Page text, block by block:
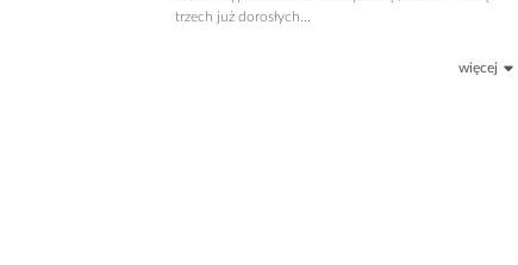
trzech już dorosłych...
więcej